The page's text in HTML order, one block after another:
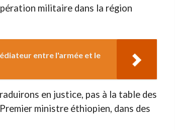
militaire dans la région
entre l'armée et le
en justice, pas à la table des
ministre éthiopien, dans des